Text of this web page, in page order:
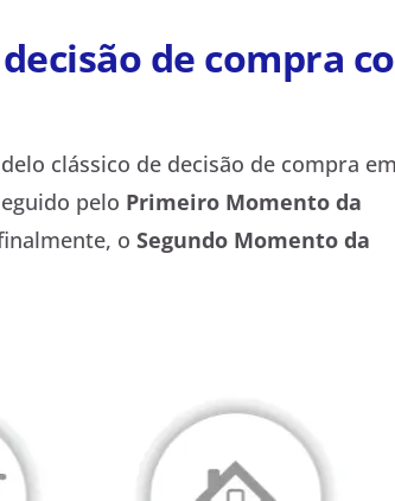
de compra
clássico de decisão de compra
pelo Primeiro Momento da
o Segundo Momento da